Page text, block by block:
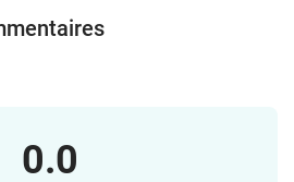
0.0